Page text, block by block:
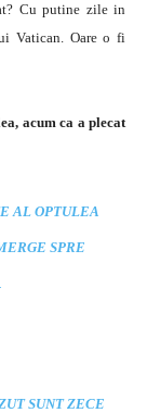
Cu putine zile in
Vatican. Oare o fi
acum ca a plecat
AL OPTULEA
SPRE
SUNT ZECE